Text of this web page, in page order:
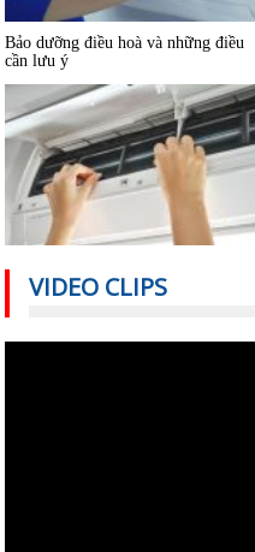
Bảo dưỡng điều hoà và những điều
cần lưu ý
tiết kiệm điện?
VIDEO CLIPS